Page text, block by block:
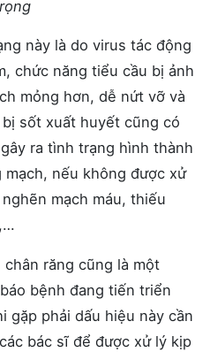
này là do virus tác động
chức năng tiểu cầu bị ảnh
mỏng hơn, dễ nứt vỡ và
sốt xuất huyết cũng có
ra tình trạng hình thành
nếu không được xử
mạch máu, thiếu
răng cũng là một
bệnh đang tiến triển
gặp phải dấu hiệu này cần
bác sĩ để được xử lý kịp